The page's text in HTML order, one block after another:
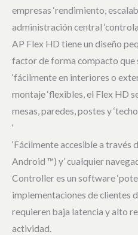
empresas ‘rendimiento,
administración central
AP Flex HD tiene un diseño
factor de forma compacto que
‘fácilmente en interiores o
montaje ‘flexibles, el Flex HD
mesas, paredes, postes y
‘
‘Fácilmente accesible a través
Android ™) y’ cualquier
Controller es un software
implementaciones de clientes
requieren baja latencia y alto
actividad.